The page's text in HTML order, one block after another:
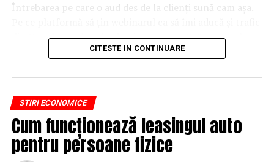
Întrebarea pe care o aud des de la clienți sună cam așa.
din Google, nu doar lead-uri pe moment? Răspunsul
scurt e că platforma contează, dar nu în felul în care
Nu cel mai tare software câștigă, ci acela care îți lasă
conținutul liber, indexabil și ușor de reutilizat. Hai să o
luăm pe îndelete, fiindcă diferențele dintre opțiuni sunt
mai subtile decât par la prima vedere.
CITESTE IN CONTINUARE
STIRI ECONOMICE
Cum funcționează leasingul auto
pentru persoane fizice